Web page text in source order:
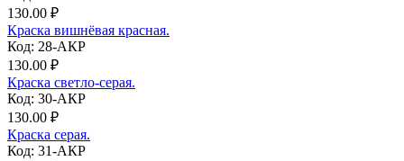
130.00 ₽
Краска вишнёвая красная.
Код: 28-АКР
130.00 ₽
Краска светло-серая.
Код: 30-АКР
130.00 ₽
Краска серая.
Код: 31-АКР